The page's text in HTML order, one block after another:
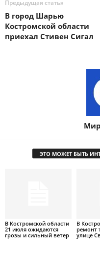
Предыдущая статья
В город Шарью
Костромской области
приехал Стивен Сигал
ЭТО МОЖЕТ БЫТЬ
В Костромской области
21 июля ожидаются
грозы и сильный ветер
В
ремонт
улице